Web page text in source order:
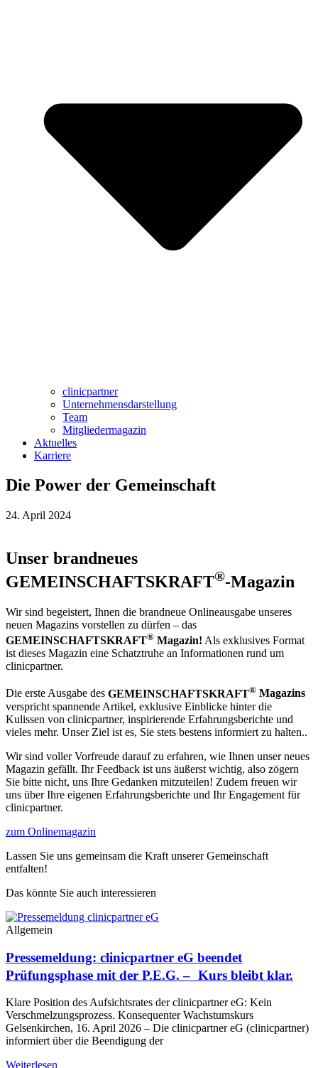
clinicpartner
Unternehmensdarstellung
Team
Mitgliedermagazin
Aktuelles
Karriere
Die Power der Gemeinschaft
24. April 2024
Unser brandneues
GEMEINSCHAFTSKRAFT®-Magazin
Wir sind begeistert, Ihnen die brandneue Onlineausgabe unseres
neuen Magazins vorstellen zu dürfen – das
GEMEINSCHAFTSKRAFT® Magazin! Als exklusives Format
ist dieses Magazin eine Schatztruhe an Informationen rund um
clinicpartner.
Die erste Ausgabe des GEMEINSCHAFTSKRAFT® Magazins
verspricht spannende Artikel, exklusive Einblicke hinter die
Kulissen von clinicpartner, inspirierende Erfahrungsberichte und
vieles mehr. Unser Ziel ist es, Sie stets bestens informiert zu halten..
Wir sind voller Vorfreude darauf zu erfahren, wie Ihnen unser neues
Magazin gefällt. Ihr Feedback ist uns äußerst wichtig, also zögern
Sie bitte nicht, uns Ihre Gedanken mitzuteilen! Zudem freuen wir
uns über Ihre eigenen Erfahrungsberichte und Ihr Engagement für
clinicpartner.
zum Onlinemagazin
Lassen Sie uns gemeinsam die Kraft unserer Gemeinschaft
entfalten!
Das könnte Sie auch interessieren
Allgemein
Pressemeldung: clinicpartner eG beendet
Prüfungsphase mit der P.E.G. – Kurs bleibt klar.
Klare Position des Aufsichtsrates der clinicpartner eG: Kein
Verschmelzungsprozess. Konsequenter Wachstumskurs
Gelsenkirchen, 16. April 2026 – Die clinicpartner eG (clinicpartner)
informiert über die Beendigung der
Weiterlesen